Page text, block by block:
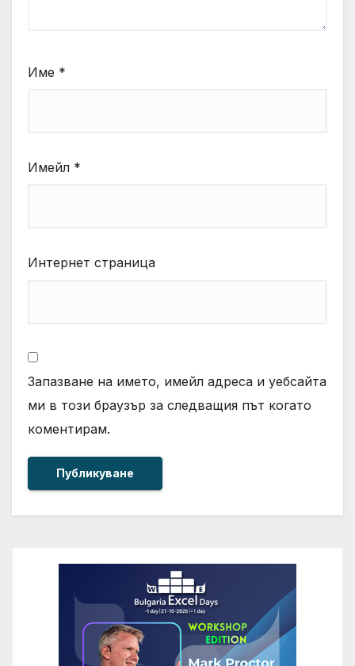
Име *
Имейл *
Интернет страница
Запазване на името, имейл адреса и уебсайта
ми в този браузър за следващия път когато
коментирам.